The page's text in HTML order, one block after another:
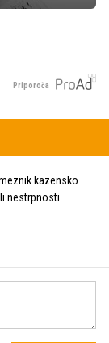
Priporoča
kazensko
nestrpnosti.